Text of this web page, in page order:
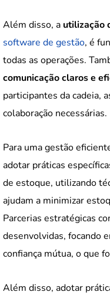
Além disso, a utilização
software de gestão, é
todas as operações.
comunicação claros e
participantes da cadeia,
colaboração necessárias.
Para uma gestão
adotar práticas
de estoque, utilizando
ajudam a minimizar
Parcerias estratégicas
desenvolvidas, focando
confiança mútua, o que
Além disso, adotar